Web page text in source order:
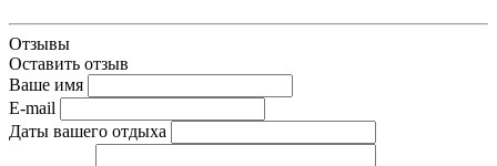
Отзывы
Оставить отзыв
Ваше имя
E-mail
Даты вашего отдыха